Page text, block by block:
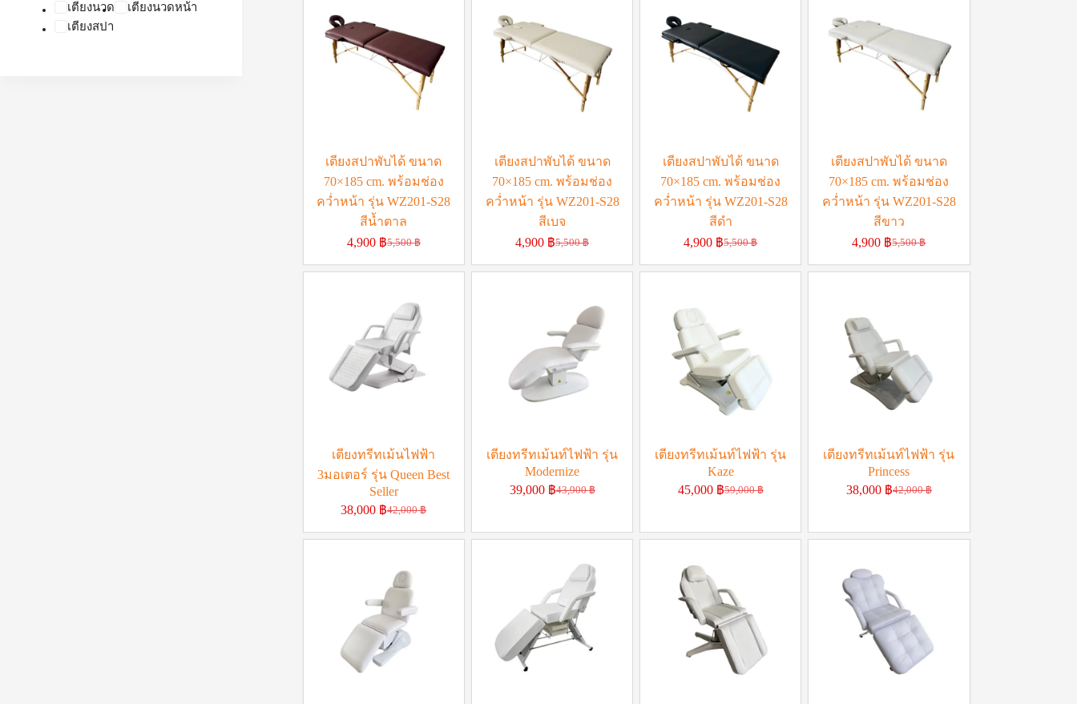
เตียงสปาพับได้ ขนาด
70×185 cm. พร้อมช่อง
คว่ำหน้า รุ่น WZ201-S28
สีน้ำตาล
5,500฿
4,900 ฿
เตียงสปาพับได้ ขนาด
70×185 cm. พร้อมช่อง
คว่ำหน้า รุ่น WZ201-S28
สีเบจ
5,500฿
4,900 ฿
เตียงสปาพับได้ ขนาด
70×185 cm. พร้อมช่อง
คว่ำหน้า รุ่น WZ201-S28
สีดำ
5,500฿
4,900 ฿
เตียงสปาพับได้ ขนาด
70×185 cm. พร้อมช่อง
คว่ำหน้า รุ่น WZ201-S28
สีขาว
5,500฿
4,900 ฿
เตียงทรีทเม้นไฟฟ้า
3มอเตอร์ รุ่น Queen Best
Seller
42,000฿
38,000 ฿
เตียงทรีทเม้นท์ไฟฟ้า รุ่น
Modernize
43,900฿
39,000 ฿
เตียงทรีทเม้นท์ไฟฟ้า รุ่น
Kaze
59,000฿
45,000 ฿
เตียงทรีทเม้นท์ไฟฟ้า รุ่น
Princess
42,000฿
38,000 ฿
เตียงนวด
เตียงนวดหน้า
เตียงสปา